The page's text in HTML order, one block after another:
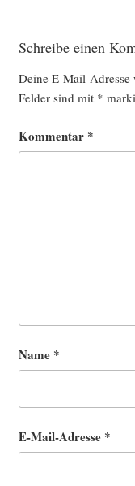
Schreibe einen
Deine E-Mail-
Felder sind mit *
Kommentar *
Name *
E-Mail-Adresse *